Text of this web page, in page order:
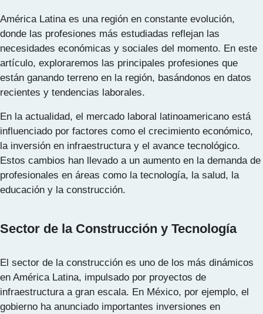
América Latina es una región en constante evolución,
donde las profesiones más estudiadas reflejan las
necesidades económicas y sociales del momento. En este
artículo, exploraremos las principales profesiones que
están ganando terreno en la región, basándonos en datos
recientes y tendencias laborales.
En la actualidad, el mercado laboral latinoamericano está
influenciado por factores como el crecimiento económico,
la inversión en infraestructura y el avance tecnológico.
Estos cambios han llevado a un aumento en la demanda de
profesionales en áreas como la tecnología, la salud, la
educación y la construcción.
Sector de la Construcción y Tecnología
El sector de la construcción es uno de los más dinámicos
en América Latina, impulsado por proyectos de
infraestructura a gran escala. En México, por ejemplo, el
gobierno ha anunciado importantes inversiones en